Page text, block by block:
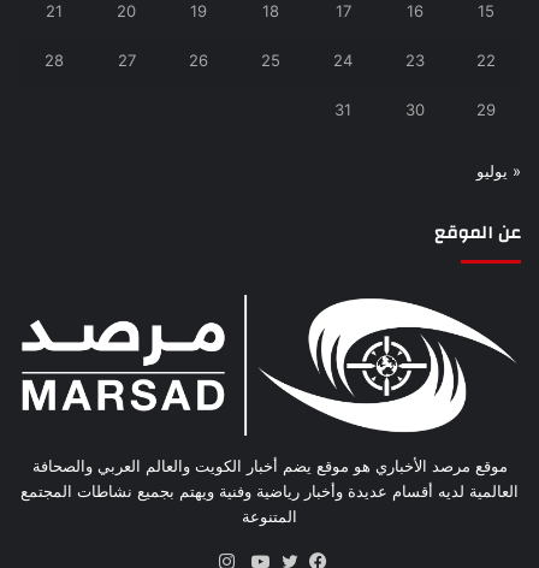
15
16
17
18
19
20
21
22
23
24
25
26
27
28
29
30
31
« يوليو
عن الموقع
موقع مرصد الأخباري هو موقع يضم أخبار الكويت والعالم العربي والصحافة
العالمية لديه أقسام عديدة وأخبار رياضية وفنية ويهتم بجميع نشاطات المجتمع
المتنوعة